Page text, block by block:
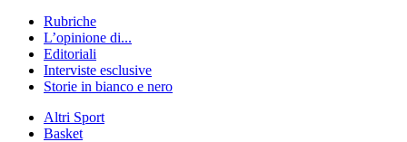
Rubriche
L’opinione di...
Editoriali
Interviste esclusive
Storie in bianco e nero
Altri Sport
Basket